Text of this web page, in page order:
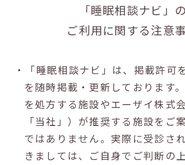
「睡眠相談ナビ」の
ご利用に関する注意
・「睡眠相談ナビ」は、掲載許可
を随時掲載・更新しております
を処方する施設やエーザイ株式
「当社」）が推奨する施設をご
ではありません。実際に受診さ
きましては、ご自身でご判断の